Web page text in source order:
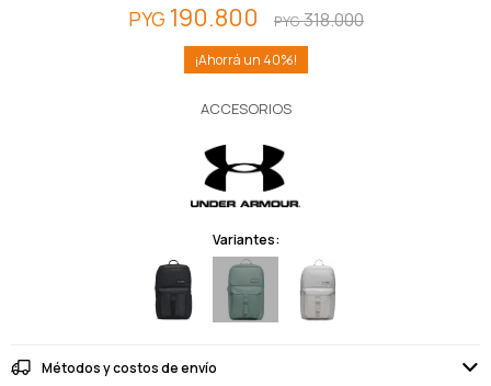
PYG 190.800 PYG318.000
40
ACCESORIOS
Variantes:
Métodos y costos de envío